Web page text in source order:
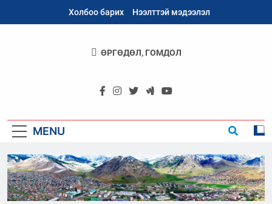
Холбоо барих Нээлттэй мэдээлэл
Архангай
ӨРГӨДӨЛ, ГОМДОЛ
MENU